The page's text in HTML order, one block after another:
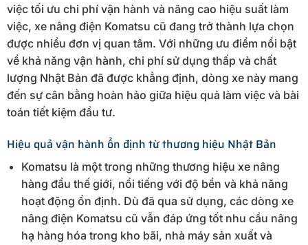
việc tối ưu chi phí vận hành và nâng cao hiệu suất làm
việc, xe nâng điện Komatsu cũ đang trở thành lựa chọn
được nhiều đơn vị quan tâm. Với những ưu điểm nổi bật
về khả năng vận hành, chi phí sử dụng thấp và chất
lượng Nhật Bản đã được khẳng định, dòng xe này mang
đến sự cân bằng hoàn hảo giữa hiệu quả làm việc và bài
toán tiết kiệm đầu tư.
Hiệu quả vận hành ổn định từ thương hiệu Nhật Bản
Komatsu là một trong những thương hiệu xe nâng
hàng đầu thế giới, nổi tiếng với độ bền và khả năng
hoạt động ổn định. Dù đã qua sử dụng, các dòng xe
nâng điện Komatsu cũ vẫn đáp ứng tốt nhu cầu nâng
hạ hàng hóa trong kho bãi, nhà máy sản xuất và